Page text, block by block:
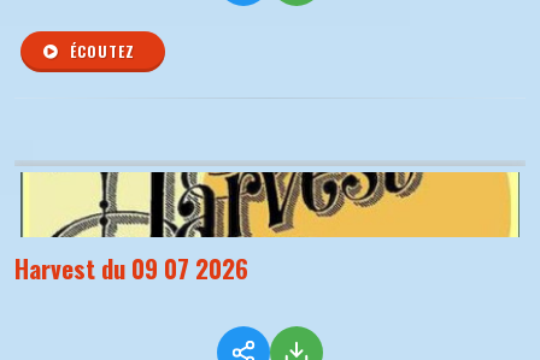
ÉCOUTEZ
Harvest du 09 07 2026